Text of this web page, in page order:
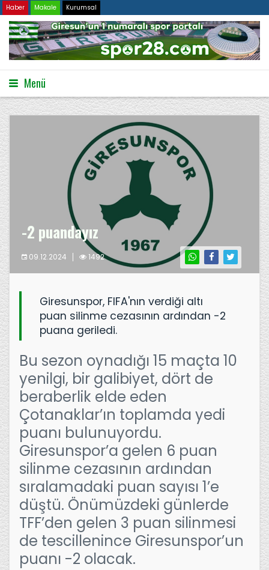
Haber Makale Kurumsal
Menü
-2 puandayız
09.12.2024 1492
Giresunspor, FIFA'nın verdiği altı
puan silinme cezasının ardından -2
puana geriledi.
Bu sezon oynadığı 15 maçta 10
yenilgi, bir galibiyet, dört de
beraberlik elde eden
Çotanaklar’ın toplamda yedi
puanı bulunuyordu.
Giresunspor’a gelen 6 puan
silinme cezasının ardından
sıralamadaki puan sayısı 1’e
düştü. Önümüzdeki günlerde
TFF’den gelen 3 puan silinmesi
de tescillenince Giresunspor’un
puanı -2 olacak.